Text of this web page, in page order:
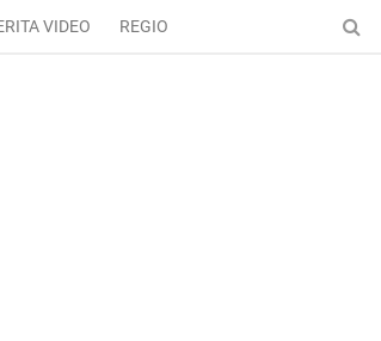
VIDEO REGIONAL ENTERTAINMENT